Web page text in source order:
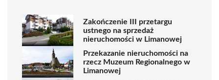
Zakończenie III przetargu
ustnego na sprzedaż
nieruchomości w Limanowej
Przekazanie nieruchomości na
rzecz Muzeum Regionalnego w
Limanowej